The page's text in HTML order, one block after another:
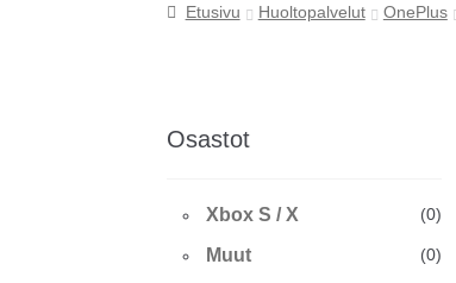
Etusivu Huoltopalvelut OnePlus
Osastot
Xbox S / X (0)
Muut (0)